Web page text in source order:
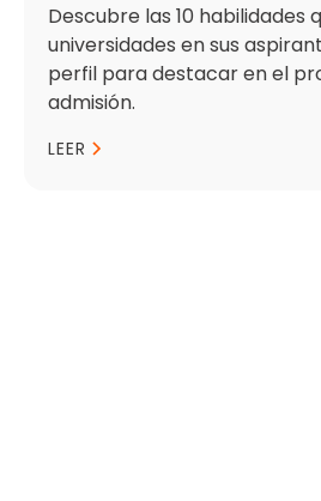
Descubre las 10 habilidades
universidades en sus
perfil para destacar en el
admisión.
LEER